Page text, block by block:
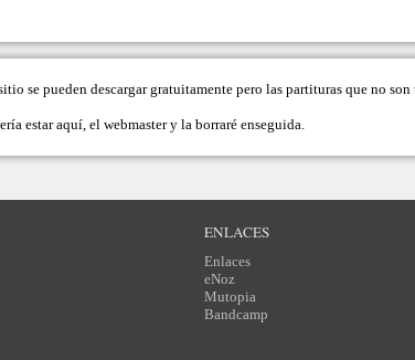
se pueden descargar gratuitamente pero las partituras que no
estar aquí, elwebmastery la borraré enseguida.
ENLACES
Enlaces
eNoz
Mutopia
Bandcamp